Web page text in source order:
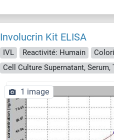
Involucrin Kit ELISA
IVL Reactivité: Humain
Cell Culture Supernatant,
1 image